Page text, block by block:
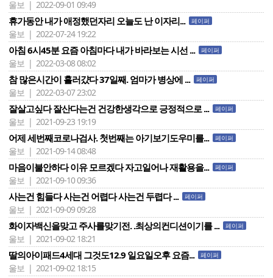
울보 | 2022-09-01 09:49
휴가동안 내가 애정했던자리 오늘도 난 이자리... 페이퍼
울보 | 2022-07-24 19:22
아침 6시45분 요즘 아침마다 내가 바라보는 시선 ... 페이퍼
울보 | 2022-03-08 08:02
참 많은시간이 흘러걌다 37일째. 엄마가 병상에 ... 페이퍼
울보 | 2022-03-07 23:02
잘살고싶다 잘산다는건 건강한생각으로 긍정적으로 ... 페이퍼
울보 | 2021-09-23 19:19
어제 세번째코로나검사. 첫번째는 아기보기도우미를... 페이퍼
울보 | 2021-09-14 08:48
마음이불안하다 이유 모르겠다 자고일어나 재활용을... 페이퍼
울보 | 2021-09-10 09:36
사는건 힘들다 사는건 어렵다 사는건 두렵다 ... 페이퍼
울보 | 2021-09-09 09:28
화이자백신을맞고 주사를맞기전. .최상의컨디션이기를 ... 페이퍼
울보 | 2021-09-02 18:21
딸의아이패드4세대 그것도12.9 일요일오후 요즘... 페이퍼
울보 | 2021-09-02 18:15